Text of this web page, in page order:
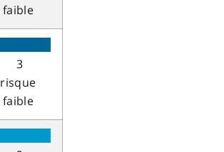
faible
3
risque
faible